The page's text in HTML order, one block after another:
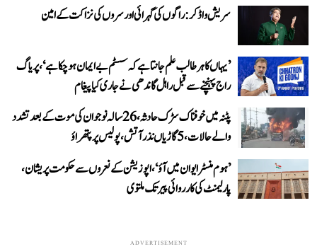
سریش واڈکر: راگوں کی گہرائی اور سروں کی نزاکت کے امین
’یہاں کا ہر طالب علم جانتا ہے کہ سسٹم بے ایمان ہو چکا ہے‘، پریاگ
راج پہنچنے سے قبل راہل گاندھی نے جاری کیا پیغام
پٹنہ میں خوفناک سڑک حادثہ، 26 سالہ نوجوان کی موت کے بعد تشدد
والے حالات، 5 گاڑیاں نذر آتش، پولیس پر پتھراؤ
’ہوم منسٹر ایوان میں آؤ‘، اپوزیشن کے نعروں سے حکومت پریشان،
پارلیمنٹ کی کارروائی پیر تک ملتوی
ADVERTISEMENT